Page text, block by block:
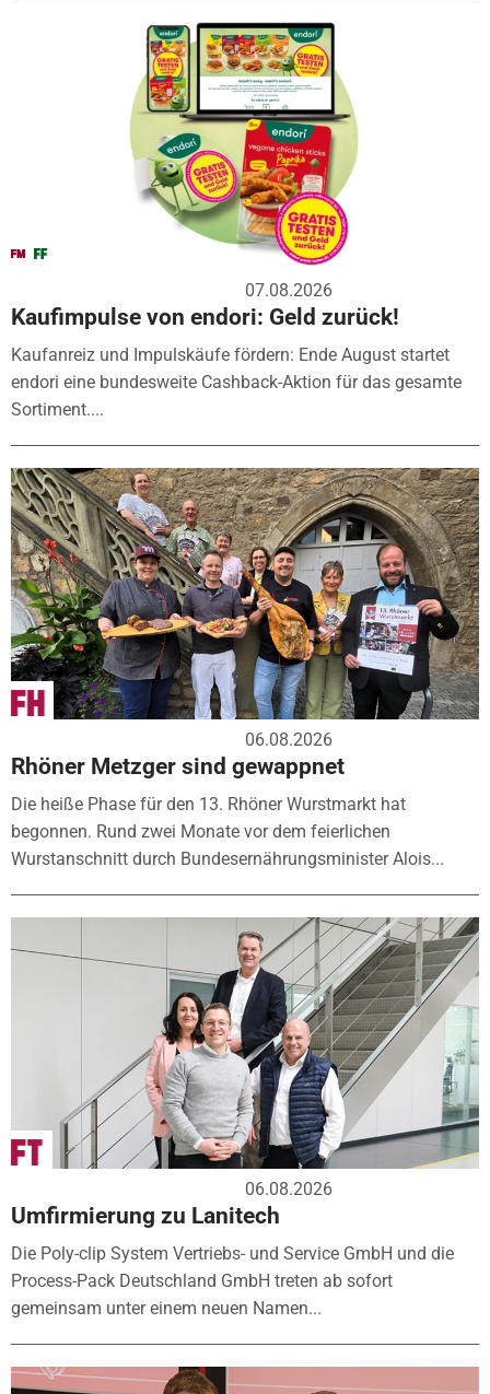
07.08.2026
Kaufimpulse von endori: Geld zurück!
Kaufanreiz und Impulskäufe fördern: Ende August startet
endori eine bundesweite Cashback-Aktion für das gesamte
Sortiment....
06.08.2026
Rhöner Metzger sind gewappnet
Die heiße Phase für den 13. Rhöner Wurstmarkt hat
begonnen. Rund zwei Monate vor dem feierlichen
Wurstanschnitt durch Bundesernährungsminister Alois...
06.08.2026
Umfirmierung zu Lanitech
Die Poly-clip System Vertriebs- und Service GmbH und die
Process-Pack Deutschland GmbH treten ab sofort
gemeinsam unter einem neuen Namen...